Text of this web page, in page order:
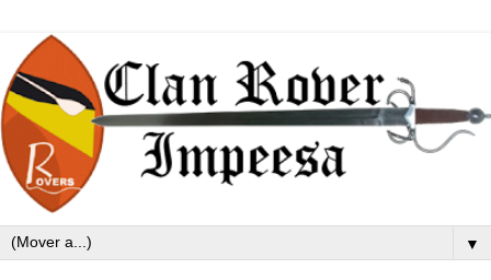
▼